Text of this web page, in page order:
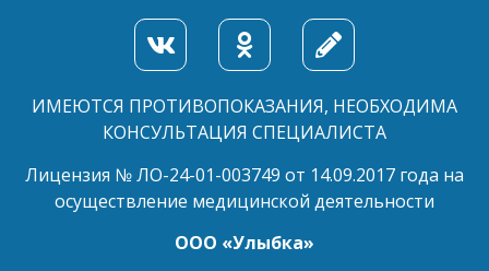
ИМЕЮТСЯ ПРОТИВОПОКАЗАНИЯ, НЕОБХОДИМА
КОНСУЛЬТАЦИЯ СПЕЦИАЛИСТА
Лицензия № ЛО-24-01-003749 от 14.09.2017 года на
осуществление медицинской деятельности
ООО «Улыбка»